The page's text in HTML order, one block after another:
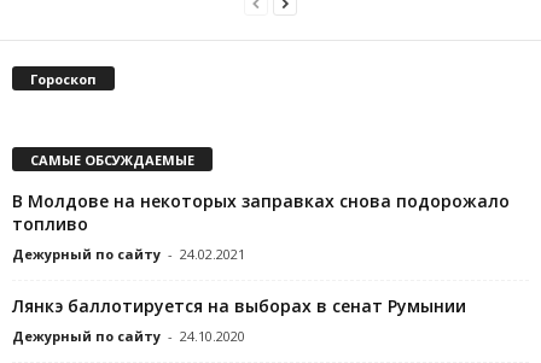
Гороскоп
САМЫЕ ОБСУЖДАЕМЫЕ
В Молдове на некоторых заправках снова подорожало
топливо
Дежурный по сайту - 24.02.2021
Лянкэ баллотируется на выборах в сенат Румынии
Дежурный по сайту - 24.10.2020